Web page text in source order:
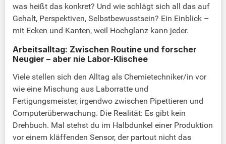
was heißt das konkret? Und wie schlägt sich all das auf
Gehalt, Perspektiven, Selbstbewusstsein? Ein Einblick –
mit Ecken und Kanten, weil Hochglanz kann jeder.
Arbeitsalltag: Zwischen Routine und forscher
Neugier – aber nie Labor-Klischee
Viele stellen sich den Alltag als Chemietechniker/in vor
wie eine Mischung aus Laborratte und
Fertigungsmeister, irgendwo zwischen Pipettieren und
Computerüberwachung. Die Realität: Es gibt kein
Drehbuch. Mal stehst du im Halbdunkel einer Produktion
vor einem kläffenden Sensor, der partout nicht das